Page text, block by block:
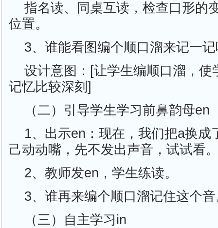
指名读、同桌互读，检查口形的
位置。
3、谁能看图编个顺口溜来记一
设计意图：[让学生编顺口溜，使
记忆比较深刻]
（二）引导学生学习前鼻韵母en
1、出示en：现在，我们把a换成
己动动嘴，先不发出声音，试试看
2、教师发en，学生练读。
3、谁再来编个顺口溜记住这个
（三）自主学习in